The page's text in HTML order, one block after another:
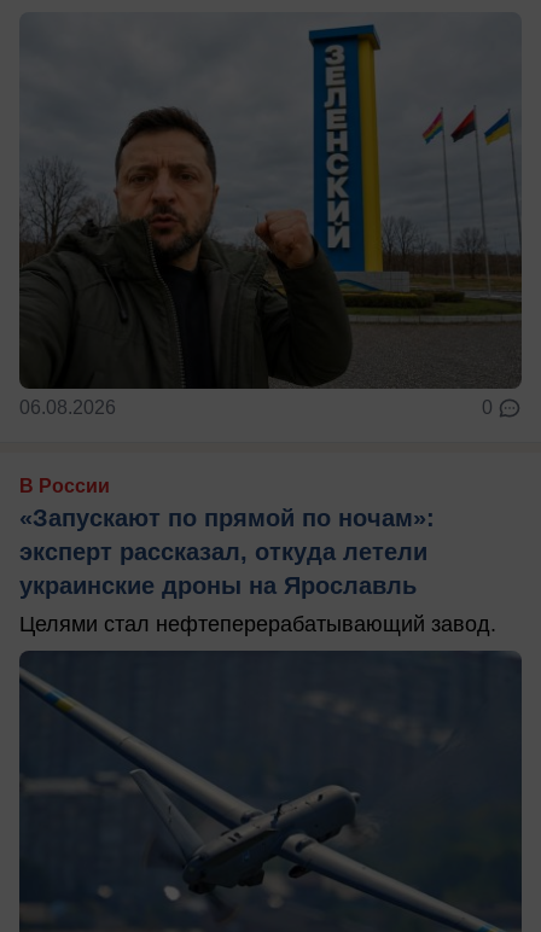
06.08.2026 0
В России
«Запускают по прямой по ночам»:
эксперт рассказал, откуда летели
украинские дроны на Ярославль
Целями стал нефтеперерабатывающий завод.